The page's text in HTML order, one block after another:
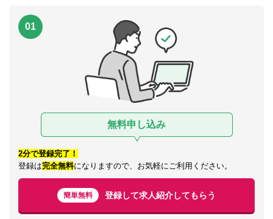
01
無料申し込み
2分で登録完了！
登録は完全無料になりますので、お気軽にご利用ください。
簡単無料 登録して求人紹介してもらう